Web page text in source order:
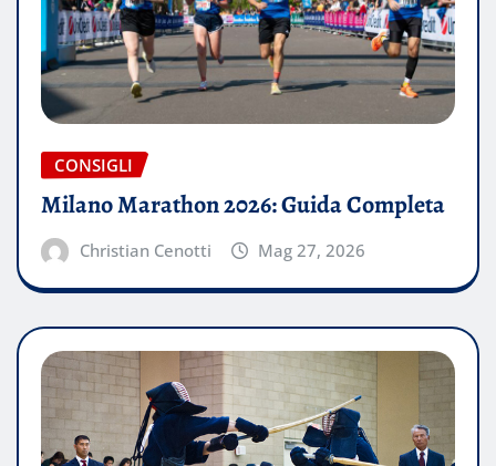
CONSIGLI
Milano Marathon 2026: Guida Completa
Christian Cenotti Mag 27, 2026